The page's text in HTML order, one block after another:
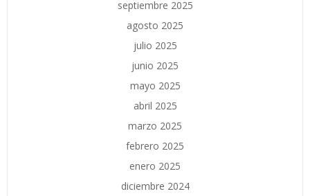
septiembre 2025
agosto 2025
julio 2025
junio 2025
mayo 2025
abril 2025
marzo 2025
febrero 2025
enero 2025
diciembre 2024